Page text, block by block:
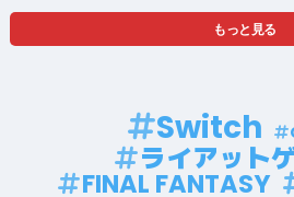
もっと見る
Switch
ライアット
FINAL FANTASY